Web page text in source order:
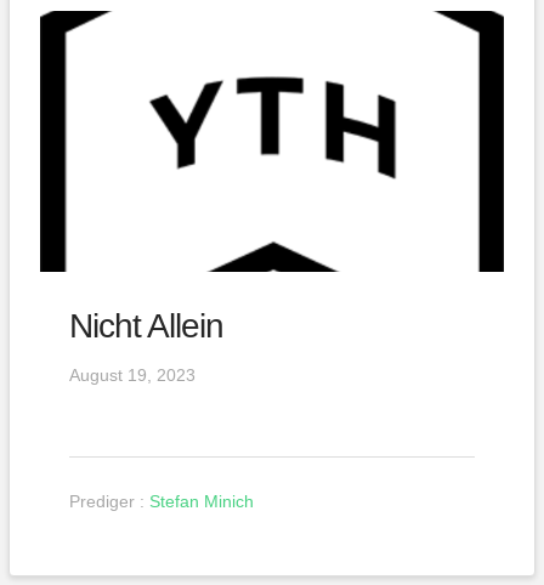
Nicht Allein
August 19, 2023
Prediger : Stefan Minich